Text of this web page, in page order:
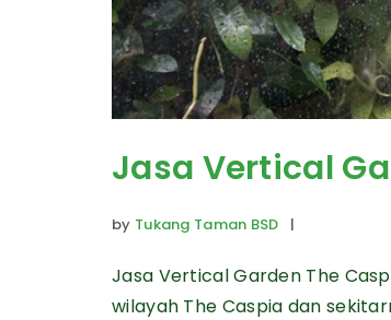
Jasa Vertical
by Tukang Taman BSD |
Jasa Vertical Garden The
wilayah The Caspia dan